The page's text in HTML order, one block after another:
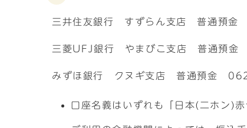
三井住友銀行 すずらん支店 普通預
三菱UFJ銀行 やまびこ支店 普通預
みずほ銀行 クヌギ支店 普通預金
口座名義はいずれも「日本(二ホン)